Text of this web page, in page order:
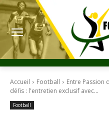
Accueil Football
Entre Passion
défis : l'entretien exclusif avec...
Football